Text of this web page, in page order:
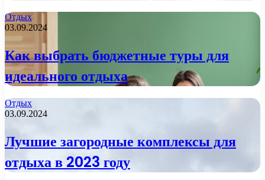
Отдых
03.09.2024
Как выбрать бюджетные туры для
идеального отдыха
Отдых
03.09.2024
Лучшие загородные комплексы для
отдыха в 2023 году